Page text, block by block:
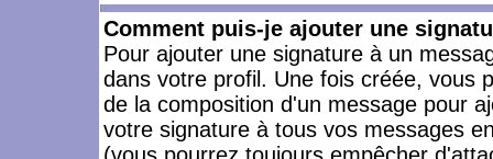
Comment puis-je ajouter une
Pour ajouter une signature à un
dans votre profil. Une fois créée, vous
de la composition d'un message pour
votre signature à tous vos messages